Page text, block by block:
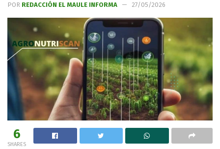
POR REDACCIÓN EL MAULE INFORMA 27/05/2026
6
SHARES